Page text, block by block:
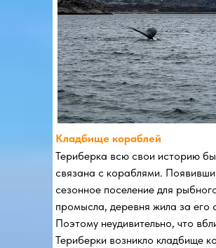
Кладбище кораблей
Териберка всю свои историю
связана с кораблями.
сезонное поселение для
промысла, деревня жила за его
Поэтому неудивительно, что
Териберки возникло кладбище